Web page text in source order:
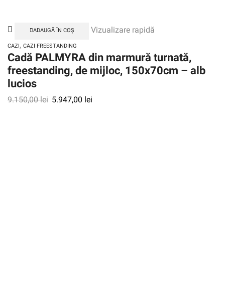
ADAUGĂ ÎN COȘ Vizualizare rapidă
CAZI, CAZI FREESTANDING
Cadă PALMYRA din marmură turnată,
freestanding, de mijloc, 150x70cm – alb
lucios
9.150,00lei 5.947,00 lei